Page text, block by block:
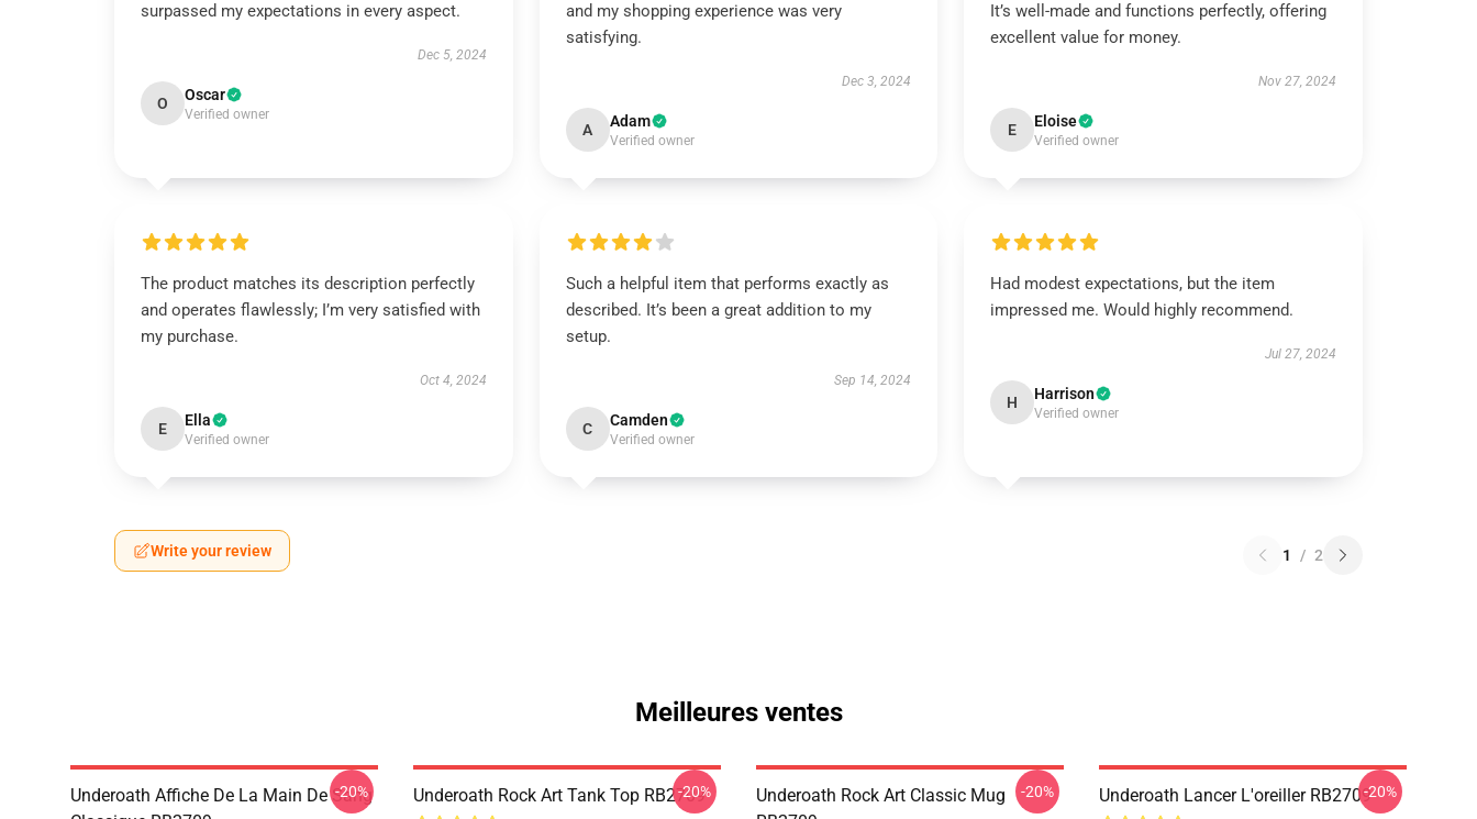
surpassed my expectations in every aspect.
Dec 5, 2024
O Oscar
Verified owner
and my shopping experience was very
satisfying.
Dec 3, 2024
A Adam
Verified owner
It’s well-made and functions perfectly, offering
excellent value for money.
Nov 27, 2024
E Eloise
Verified owner
The product matches its description perfectly
and operates flawlessly; I’m very satisfied with
my purchase.
Oct 4, 2024
E Ella
Verified owner
Such a helpful item that performs exactly as
described. It’s been a great addition to my
setup.
Sep 14, 2024
C Camden
Verified owner
Had modest expectations, but the item
impressed me. Would highly recommend.
Jul 27, 2024
H Harrison
Verified owner
Write your review 1 / 2
Meilleures ventes
Underoath Affiche De La Main De Sang
-20% Underoath Rock Art Tank Top RB2709
-20%
Underoath Rock Art Classic Mug
-20% Underoath Lancer L'oreiller RB2709-20%